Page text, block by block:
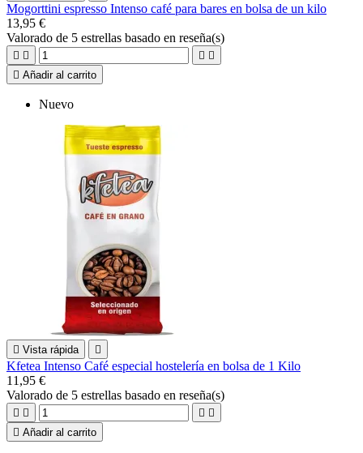
Mogorttini espresso Intenso café para bares en bolsa de un kilo
13,95 €
Valorado de 5 estrellas basado en reseña(s)
   
 Añadir al carrito
Nuevo
 Vista rápida 
Kfetea Intenso Café especial hostelería en bolsa de 1 Kilo
11,95 €
Valorado de 5 estrellas basado en reseña(s)
   
 Añadir al carrito